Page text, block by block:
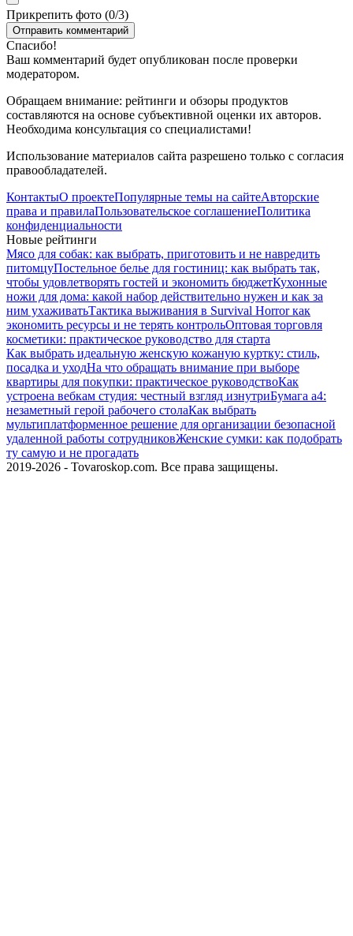
Прикрепить фото (0/3)
Спасибо!
Ваш комментарий будет опубликован после проверки
модератором.
Обращаем внимание: рейтинги и обзоры продуктов
составляются на основе субъективной оценки их авторов.
Необходима консультация со специалистами!
Использование материалов сайта разрешено только с согласия
правообладателей.
КонтактыО проектеПопулярные темы на сайтеАвторские
права и правилаПользовательское соглашениеПолитика
конфиденциальности
Новые рейтинги
Мясо для собак: как выбрать, приготовить и не навредить
питомцуПостельное белье для гостиниц: как выбрать так,
чтобы удовлетворять гостей и экономить бюджетКухонные
ножи для дома: какой набор действительно нужен и как за
ним ухаживатьТактика выживания в Survival Horror как
экономить ресурсы и не терять контрольОптовая торговля
косметики: практическое руководство для старта
Как выбрать идеальную женскую кожаную куртку: стиль,
посадка и уходНа что обращать внимание при выборе
квартиры для покупки: практическое руководствоКак
устроена вебкам студия: честный взгляд изнутриБумага а4:
незаметный герой рабочего столаКак выбрать
мультиплатформенное решение для организации безопасной
удаленной работы сотрудниковЖенские сумки: как подобрать
ту самую и не прогадать
2019-2026 - Tovaroskop.com. Все права защищены.